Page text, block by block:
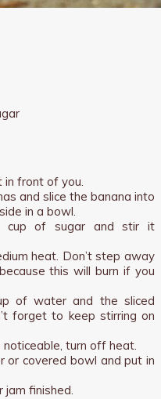
in front of you.
and slice the banana into
in a bowl.
of sugar and stir it
heat. Don’t step away
this will burn if you
of water and the sliced
forget to keep stirring on
turn off heat.
or covered bowl and put in
jam finished.